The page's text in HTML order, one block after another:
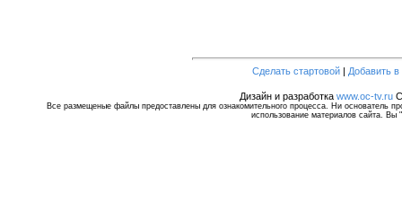
Сделать стартовой| Добавить в
Дизайн и разработка www.oc-tv.ru
Все размещеные файлы предоставлены для ознакомительного процесса. Ни основатель
использование материалов сайта. Вы